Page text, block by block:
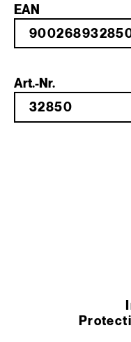
EAN
Art.-Nr.